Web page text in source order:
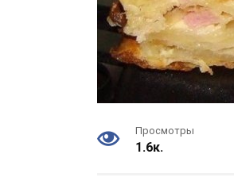
Просмотры
1.6к.